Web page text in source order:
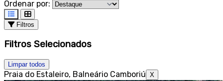
Ordenar por:
Filtros
Filtros Selecionados
Limpar todos
Praia do Estaleiro, Balneário Camboriú X